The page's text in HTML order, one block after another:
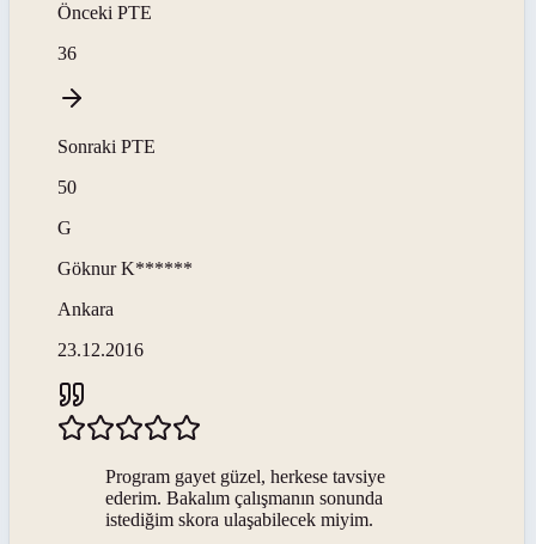
Önceki PTE
36
Sonraki PTE
50
G
Göknur K******
Ankara
23.12.2016
Program gayet güzel, herkese tavsiye
ederim. Bakalım çalışmanın sonunda
istediğim skora ulaşabilecek miyim.